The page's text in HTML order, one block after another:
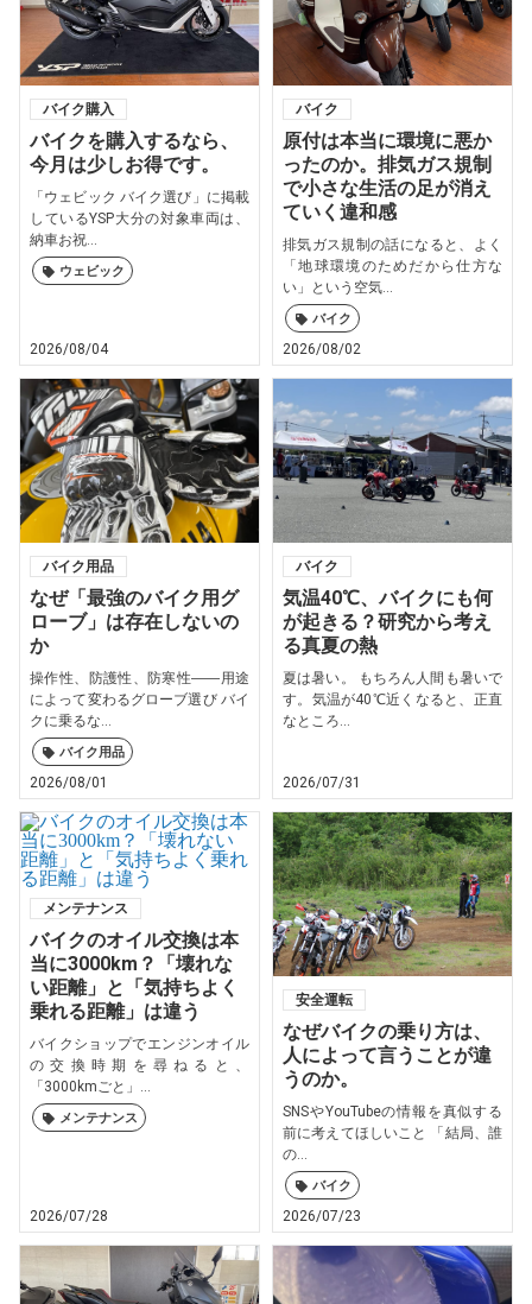
バイク購入
バイクを購入するなら、
今月は少しお得です。
「ウェビック バイク選び」に掲載
しているYSP大分の対象車両は、
納車お祝...
ウェビック
2026/08/04
バイク
原付は本当に環境に悪か
ったのか。排気ガス規制
で小さな生活の足が消え
ていく違和感
排気ガス規制の話になると、よく
「地球環境のためだから仕方な
い」という空気...
バイク
2026/08/02
バイク用品
なぜ「最強のバイク用グ
ローブ」は存在しないの
か
操作性、防護性、防寒性――用途
によって変わるグローブ選び バイ
クに乗るな...
バイク用品
2026/08/01
バイク
気温40℃、バイクにも何
が起きる？研究から考え
る真夏の熱
夏は暑い。 もちろん人間も暑いで
す。気温が40℃近くなると、正直
なところ...
2026/07/31
メンテナンス
バイクのオイル交換は本
当に3000km？「壊れな
い距離」と「気持ちよく
乗れる距離」は違う
バイクショップでエンジンオイル
の交換時期を尋ねると、
「3000kmごと」...
メンテナンス
2026/07/28
安全運転
なぜバイクの乗り方は、
人によって言うことが違
うのか。
SNSやYouTubeの情報を真似する
前に考えてほしいこと 「結局、誰
の...
バイク
2026/07/23